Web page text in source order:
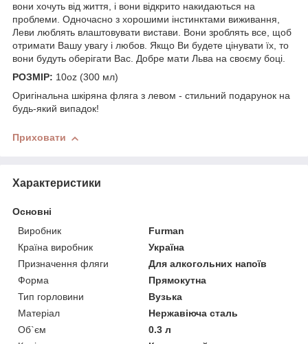
вони хочуть від життя, і вони відкрито накидаються на
проблеми. Одночасно з хорошими інстинктами виживання,
Леви люблять влаштовувати вистави. Вони зроблять все, щоб
отримати Вашу увагу і любов. Якщо Ви будете цінувати їх, то
вони будуть оберігати Вас. Добре мати Льва на своєму боці.
РОЗМІР: 10oz (300 мл)
Оригінальна шкіряна фляга з левом - стильний подарунок на
будь-який випадок!
Приховати
Характеристики
Основні
Виробник
Furman
Країна виробник
Україна
Призначення фляги
Для алкогольних напоїв
Форма
Прямокутна
Тип горловини
Вузька
Матеріал
Нержавіюча сталь
Об`єм
0.3 л